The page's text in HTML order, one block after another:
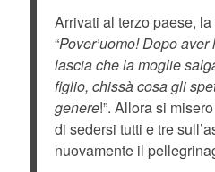
Arrivati al terzo paese,
“Pover’uomo! Dopo
lascia che la moglie
figlio, chissà cosa gli
genere!”. Allora si
di sedersi tutti e tre
nuovamente il